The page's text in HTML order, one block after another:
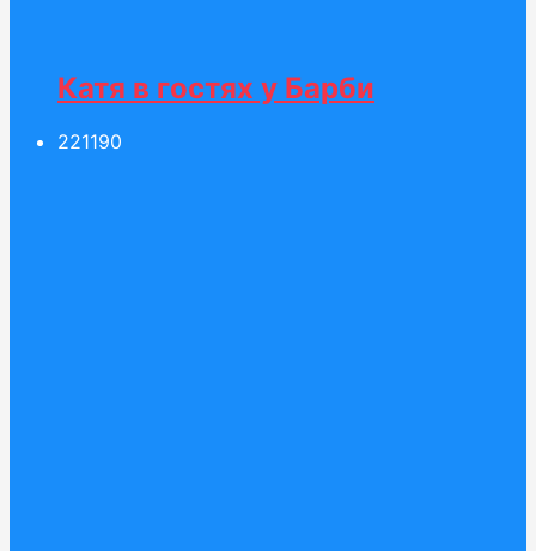
Катя в гостях у Барби
221190